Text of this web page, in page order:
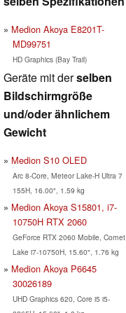
Medion Akoya E8201T-
MD99751
HD Graphics (Bay Trail)
Geräte mit derselben
Bildschirmgröße
und/oder ähnlichem
Gewicht
Medion S10 OLED
Arc 8-Core, Meteor Lake-H Ultra 7
155H, 16.00", 1.59 kg
Medion Akoya S15801, i7-
10750H RTX 2060
GeForce RTX 2060 Mobile, Comet
Lake i7-10750H, 15.60", 1.76 kg
Medion Akoya P6645
30026189
UHD Graphics 620, Core i5 i5-